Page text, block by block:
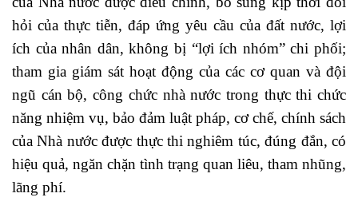
hỏi của thực tiễn, đáp ứng yêu cầu của đất nước, lợi
ích của nhân dân, không bị “lợi ích nhóm” chi phối;
tham gia giám sát hoạt động của các cơ quan và đội
ngũ cán bộ, công chức nhà nước trong thực thi chức
năng nhiệm vụ, bảo đảm luật pháp, cơ chế, chính sách
của Nhà nước được thực thi nghiêm túc, đúng đắn, có
hiệu quả, ngăn chặn tình trạng quan liêu, tham nhũng,
lãng phí.